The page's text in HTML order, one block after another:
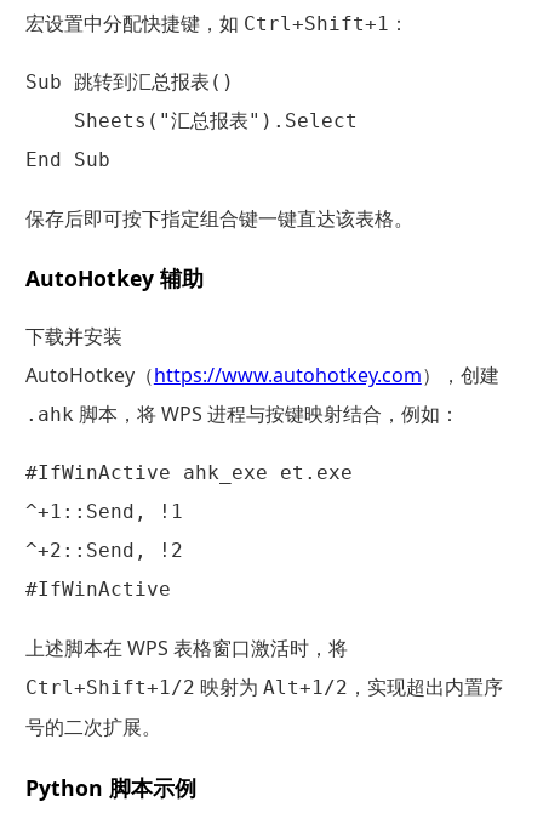
宏设置中分配快捷键，如 Ctrl+Shift+1 ：
Sub 跳转到汇总报表()
    Sheets("汇总报表").Select
保存后即可按下指定组合键一键直达该表格。
AutoHotkey 辅助
下载并安装
AutoHotkey（https://www.autohotkey.com），创建
.ahk 脚本，将 WPS 进程与按键映射结合，例如：
#IfWinActive ahk_exe et.exe
^+1::Send, !1
^+2::Send, !2
上述脚本在 WPS 表格窗口激活时，将
Ctrl+Shift+1/2 映射为 Alt+1/2 ，实现超出内置序
号的二次扩展。
Python 脚本示例